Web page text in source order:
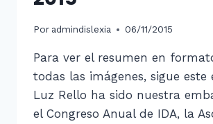
Por admindislexia 06/11/2015
Para ver el resumen en
todas las imágenes, sigue este
Luz Rello ha sido nuestra
el Congreso Anual de IDA, la